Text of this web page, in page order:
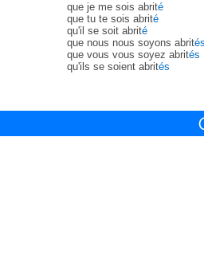
que je me sois abrité
que tu te sois abrité
qu'il se soit abrité
que nous nous soyons abrit
que vous vous soyez abrités
qu'ils se soient abrités